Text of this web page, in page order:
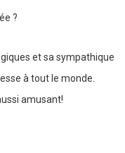
?
et sa sympathique
à tout le monde.
amusant!